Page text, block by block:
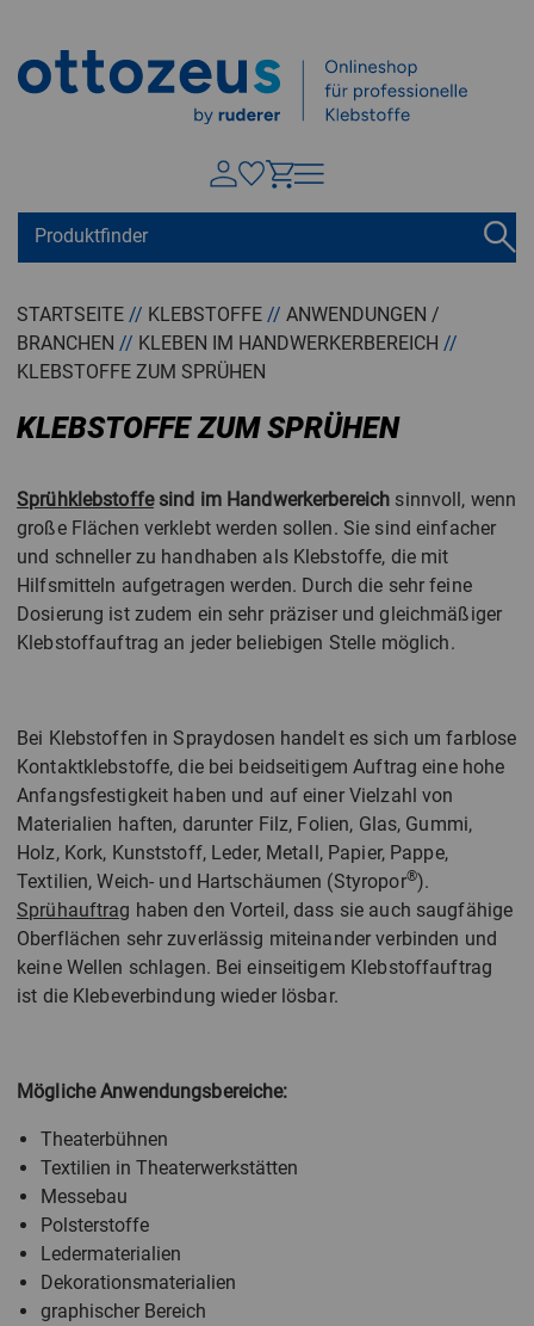
Springen zu
Tastaturkurzbefehle
Konto Shift + ALt + A
STARTSEITE // KLEBSTOFFE // ANWENDUNGEN /
BRANCHEN // KLEBEN IM HANDWERKERBEREICH //
KLEBSTOFFE ZUM SPRÜHEN
KLEBSTOFFE ZUM SPRÜHEN
Sprühklebstoffesind im Handwerkerbereich sinnvoll, wenn
große Flächen verklebt werden sollen. Sie sind einfacher
und schneller zu handhaben als Klebstoffe, die mit
Hilfsmitteln aufgetragen werden. Durch die sehr feine
Dosierung ist zudem ein sehr präziser und gleichmäßiger
Klebstoffauftrag an jeder beliebigen Stelle möglich.
Bei Klebstoffen in Spraydosen handelt es sich um farblose
Kontaktklebstoffe, die bei beidseitigem Auftrag eine hohe
Anfangsfestigkeit haben und auf einer Vielzahl von
Materialien haften, darunter Filz, Folien, Glas, Gummi,
Holz, Kork, Kunststoff, Leder, Metall, Papier, Pappe,
Textilien, Weich- und Hartschäumen (Styropor®).
Sprühauftrag haben den Vorteil, dass sie auch saugfähige
Oberflächen sehr zuverlässig miteinander verbinden und
keine Wellen schlagen. Bei einseitigem Klebstoffauftrag
ist die Klebeverbindung wieder lösbar.
Mögliche Anwendungsbereiche:
Theaterbühnen
Textilien in Theaterwerkstätten
Messebau
Polsterstoffe
Ledermaterialien
Dekorationsmaterialien
graphischer Bereich